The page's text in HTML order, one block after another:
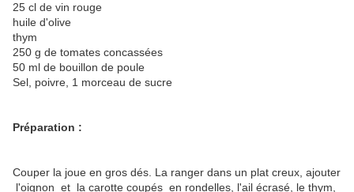
25 cl de vin rouge
huile d'olive
thym
250 g de tomates concassées
50 ml de bouillon de poule
Sel, poivre, 1 morceau de sucre
Préparation :
Couper la joue en gros dés. La ranger dans un plat creux, ajouter
l'oignon et la carotte coupés en rondelles, l'ail écrasé, le thym,